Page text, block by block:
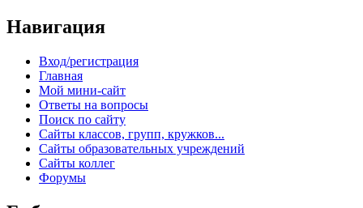
Навигация
Вход/регистрация
Главная
Мой мини-сайт
Ответы на вопросы
Поиск по сайту
Сайты классов, групп, кружков...
Сайты образовательных учреждений
Сайты коллег
Форумы